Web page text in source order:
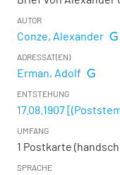
AUTOR
Conze, Alexander
ADRESSAT(EN)
Erman, Adolf
ENTSTEHUNG
17.08.1907
UMFANG
1 Postkarte
SPRACHE